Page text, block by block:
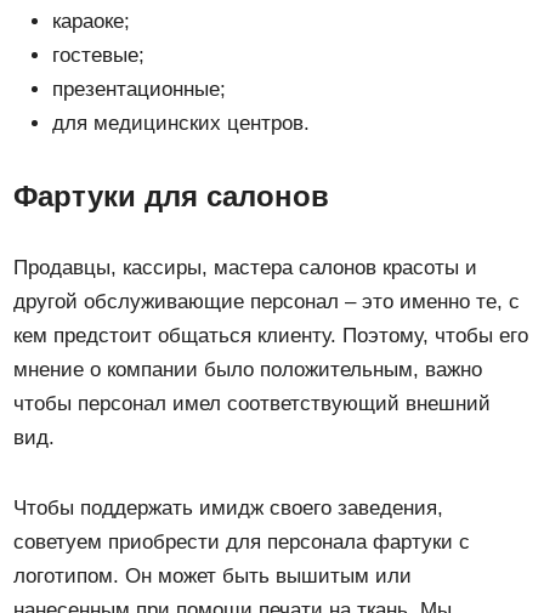
караоке;
гостевые;
презентационные;
для медицинских центров.
Фартуки для салонов
Продавцы, кассиры, мастера салонов красоты и
другой обслуживающие персонал – это именно те, с
кем предстоит общаться клиенту. Поэтому, чтобы его
мнение о компании было положительным, важно
чтобы персонал имел соответствующий внешний
вид.
Чтобы поддержать имидж своего заведения,
советуем приобрести для персонала фартуки с
логотипом. Он может быть вышитым или